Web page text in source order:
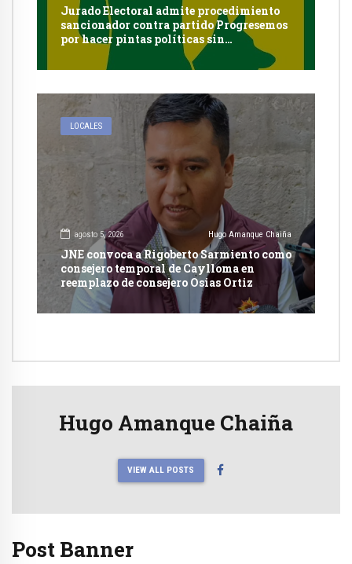
Jurado Electoral admite procedimiento
sancionador contra partido Progresemos
por hacer pintas políticas sin
autorización en Cayma
LOCALES
agosto 5, 2026 Hugo Amanque Chaiña
JNE convoca a Rigoberto Sarmiento como
consejero temporal de Caylloma en
reemplazo de consejero Osias Ortiz
Hugo Amanque Chaiña
VIEW ALL POSTS
Post Banner